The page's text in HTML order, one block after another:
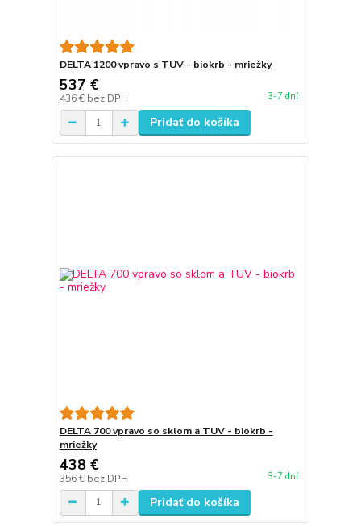
DELTA 1200 vpravo s TUV - biokrb - mriežky
537 €
436 € bez DPH 3-7 dní
Pridať do košíka
DELTA 700 vpravo so sklom a TUV - biokrb -
mriežky
438 €
356 € bez DPH 3-7 dní
Pridať do košíka